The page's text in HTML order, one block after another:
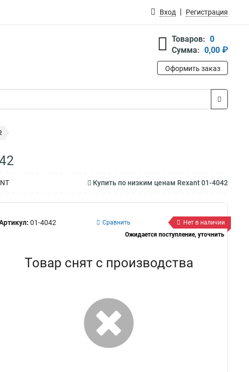
Вход Регистрация
Товаров: 0
Сумма: 0,00 ₽
Оформить заказ
Купить по низким ценам Rexant 01-4042
01-4042 Сравнить
Нет в наличии
Ожидается поступление, уточнить
Товар снят с производства